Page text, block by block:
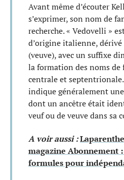
Avant même d’écouter
s’exprimer, son nom de
recherche. « Vedovelli »
d’origine italienne, dérivé
(veuve), avec un suffixe
la formation des noms
centrale et
indique généralement
dont un ancêtre était
veuf ou de veuve dans sa
A voir aussi :
magazine Abonnement
formules pour